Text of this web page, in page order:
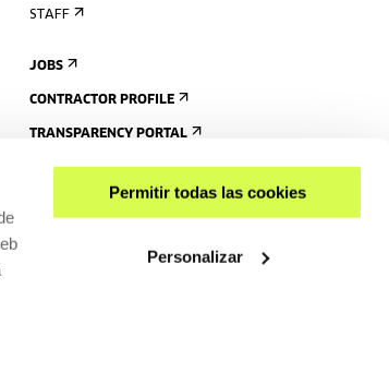
Permitir todas las cookies
Personalizar
STAFF
JOBS
CONTRACTOR PROFILE
TRANSPARENCY PORTAL